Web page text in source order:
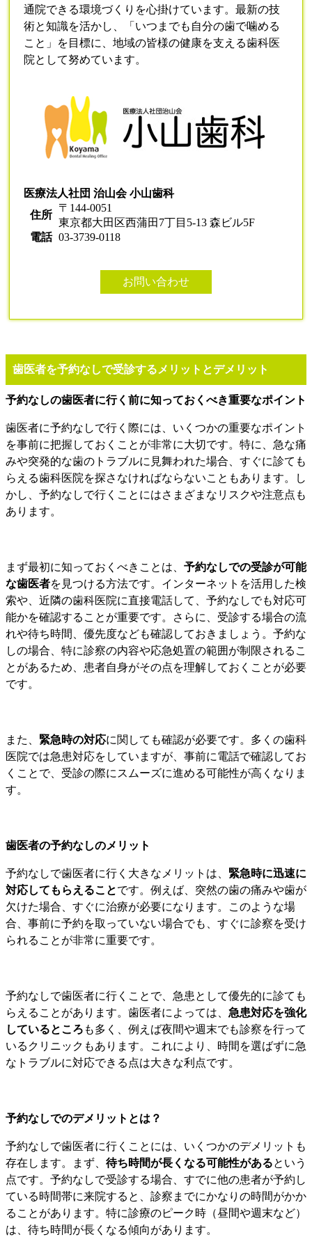
通院できる環境づくりを心掛けています。最新の技
術と知識を活かし、「いつまでも自分の歯で噛める
こと」を目標に、地域の皆様の健康を支える歯科医
院として努めています。
医療法人社団 治山会 小山歯科
住所
〒144-0051
東京都大田区西蒲田7丁目5-13 森ビル5F
電話 03-3739-0118
お問い合わせ
歯医者を予約なしで受診するメリットとデメリット
予約なしの歯医者に行く前に知っておくべき重要なポイント
歯医者に予約なしで行く際には、いくつかの重要なポイント
を事前に把握しておくことが非常に大切です。特に、急な痛
みや突発的な歯のトラブルに見舞われた場合、すぐに診ても
らえる歯科医院を探さなければならないこともあります。し
かし、予約なしで行くことにはさまざまなリスクや注意点も
あります。
まず最初に知っておくべきことは、 予約なしでの受診が可能
な歯医者を見つける方法です。インターネットを活用した検
索や、近隣の歯科医院に直接電話して、予約なしでも対応可
能かを確認することが重要です。さらに、受診する場合の流
れや待ち時間、優先度なども確認しておきましょう。予約な
しの場合、特に診察の内容や応急処置の範囲が制限されるこ
とがあるため、患者自身がその点を理解しておくことが必要
です。
また、 緊急時の対応に関しても確認が必要です。多くの歯科
医院では急患対応をしていますが、事前に電話で確認してお
くことで、受診の際にスムーズに進める可能性が高くなりま
す。
歯医者の予約なしのメリット
予約なしで歯医者に行く大きなメリットは、 緊急時に迅速に
対応してもらえることです。例えば、突然の歯の痛みや歯が
欠けた場合、すぐに治療が必要になります。このような場
合、事前に予約を取っていない場合でも、すぐに診察を受け
られることが非常に重要です。
予約なしで歯医者に行くことで、急患として優先的に診ても
らえることがあります。歯医者によっては、 急患対応を強化
しているところ も多く、例えば夜間や週末でも診察を行って
いるクリニックもあります。これにより、時間を選ばずに急
なトラブルに対応できる点は大きな利点です。
予約なしでのデメリットとは？
予約なしで歯医者に行くことには、いくつかのデメリットも
存在します。まず、 待ち時間が長くなる可能性があるという
点です。予約なしで受診する場合、すでに他の患者が予約し
ている時間帯に来院すると、診察までにかなりの時間がかか
ることがあります。特に診療のピーク時（昼間や週末など）
は、待ち時間が長くなる傾向があります。